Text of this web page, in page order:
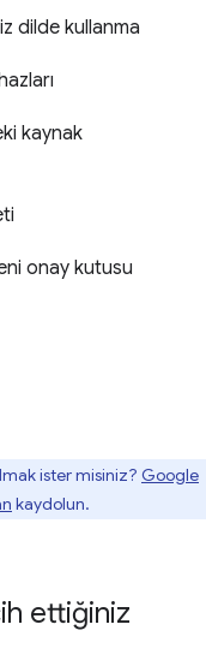
dilde kullanma
kaynak
onay kutusu
ister misiniz? Google
kaydolun.
ettiğiniz